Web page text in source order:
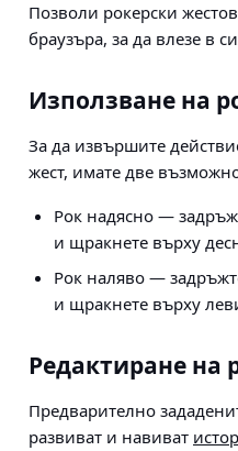
Позволи рокерски
браузъра, за да влезе в
Използване на
За да извършите
жест, имате две
Рок надясно —
и щракнете върху
Рок наляво —
и щракнете върху
Редактиране на
Предварително
развиват и навиват